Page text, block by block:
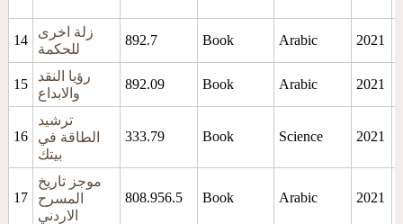
14
زلة اخرى
للحكمة
892.7 Book Arabic 2021
15
رؤيا النقد
والابداع
892.09 Book Arabic 2021
16
ترشيد
الطاقة في
بيتك
333.79 Book Science 2021
17
موجز تاريخ
المسرح
الاردني
808.956.5 Book Arabic 2021